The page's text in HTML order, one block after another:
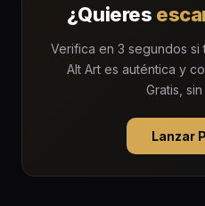
¿Quieres
Verifica en 3 segundos si
Alt Art es auténtica y
Gratis,
Lanzar